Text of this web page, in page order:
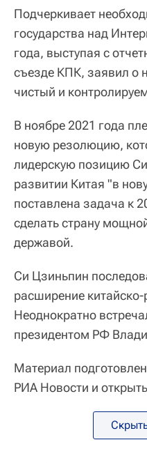
Подчеркивает
государства над
года, выступая с
съезде КПК, заявил о
чистый и
В ноябре 2021 года
новую резолюцию,
лидерскую позицию
развитии Китая "в
поставлена задача к
сделать страну
державой.
Си Цзиньпин
расширение
Неоднократно
президентом РФ
Материал
РИА Новости и